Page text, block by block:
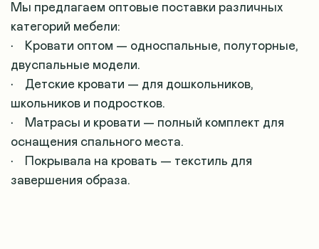
Мы предлагаем оптовые поставки различных
категорий мебели:
• Кровати оптом — односпальные, полуторные,
двуспальные модели.
• Детские кровати — для дошкольников,
школьников и подростков.
• Матрасы и кровати — полный комплект для
оснащения спального места.
• Покрывала на кровать — текстиль для
завершения образа.